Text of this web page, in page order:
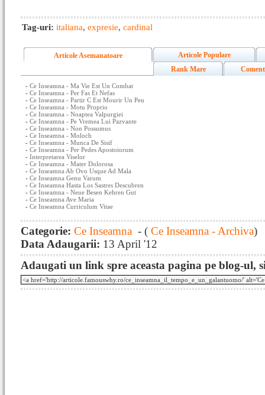
Tag-uri: italiana, expresie, cardinal
Articole Asemanatoare
Articole Populare
Rank Mare
- Ce Inseamna - Ma Vie Est Un Combat
- Ce Inseamna - Per Fas Et Nefas
- Ce Inseamna - Partir C Est Mourir Un Peu
- Ce Inseamna - Motu Proprio
- Ce Inseamna - Noaptea Valpurgiei
- Ce Inseamna - Pe Vremea Lui Pazvante
- Ce Inseamna - Non Possumus
- Ce Inseamna - Moloch
- Ce Inseamna - Munca De Sisif
- Ce Inseamna - Per Pedes Apostoiorum
- Interpretarea Viselor
- Ce Inseamna - Mater Dolorosa
- Ce Inseamna Ab Ovo Usque Ad Mala
- Ce Inseamna Genu Varum
- Ce Inseamna Hasta Los Sastres Descubren
- Ce Inseamna - Neue Besen Kehren Gut
- Ce Inseamna Ave Maria
- Ce Inseamna Curriculum Vitae
Categorie: Ce Inseamna - ( Ce Inseamna - Archiva)
Data Adaugarii: 13 April '12
Adaugati un link spre aceasta pagina pe blog-ul,